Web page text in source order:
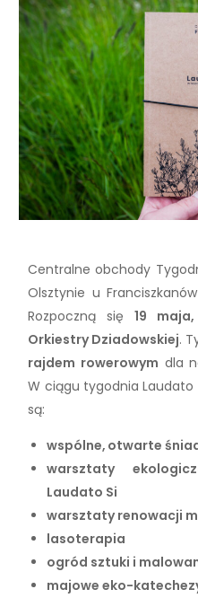
Centralne obchody
Olsztynie u
Rozpoczną się19
Orkiestry Dziadowskiej.
rajdem rowerowym dla
W ciągu tygodnia
są:
wspólne, otwarte
warsztaty
Laudato Si
warsztaty renowacji
lasoterapia
ogród sztuki i
majowe eko-